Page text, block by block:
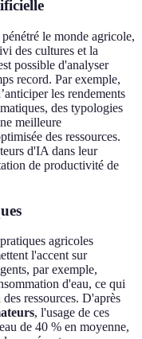
le monde agricole,
des cultures et la
possible d'analyser
record. Par exemple,
les rendements
des typologies
meilleure
des ressources.
d'IA dans leur
de productivité de
agricoles
l'accent sur
par exemple,
d'eau, ce qui
ressources. D'après
, l'usage de ces
de 40 % en moyenne,